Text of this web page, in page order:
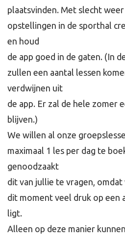
plaatsvinden. Met slecht
opstellingen in de sporthal
en houd
de app goed in de gaten. (In
zullen een aantal lessen
verdwijnen uit
de app. Er zal de hele zomer
blijven.)
We willen al onze
maximaal 1 les per dag te
genoodzaakt
dit van jullie te vragen,
dit moment veel druk op een
ligt.
Alleen op deze manier